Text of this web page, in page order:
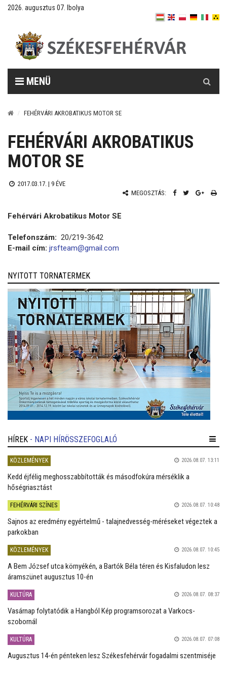
2026. augusztus 07. Ibolya
MENÜ
FEHÉRVÁRI AKROBATIKUS MOTOR SE
FEHÉRVÁRI AKROBATIKUS
MOTOR SE
2017.03.17. | 9 ÉVE
MEGOSZTÁS:
Fehérvári Akrobatikus Motor SE
Telefonszám: 20/219-3642
E-mail cím: jrsfteam@gmail.com
NYITOTT TORNATERMEK
HÍREK - NAPI HÍRÖSSZEFOGLALÓ
KÖZLEMÉNYEK 2026.08.07. 13:11
Kedd éjfélig meghosszabbították és másodfokúra mérséklik a
hőségriasztást
FEHÉRVÁRI SZÍNES 2026.08.07. 10:48
Sajnos az eredmény egyértelmű - talajnedvesség-méréseket végeztek a
parkokban
KÖZLEMÉNYEK 2026.08.07. 10:45
A Bem József utca környékén, a Bartók Béla téren és Kisfaludon lesz
áramszünet augusztus 10-én
KULTÚRA 2026.08.07. 08:37
Vasárnap folytatódik a Hangból Kép programsorozat a Varkocs-
szobornál
KULTÚRA 2026.08.07. 07:08
Augusztus 14-én pénteken lesz Székesfehérvár fogadalmi szentmiséje